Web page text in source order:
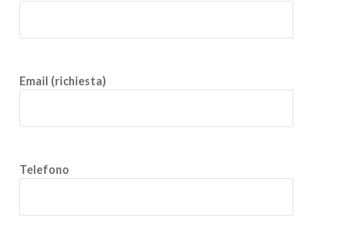
Email (richiesta)
Telefono